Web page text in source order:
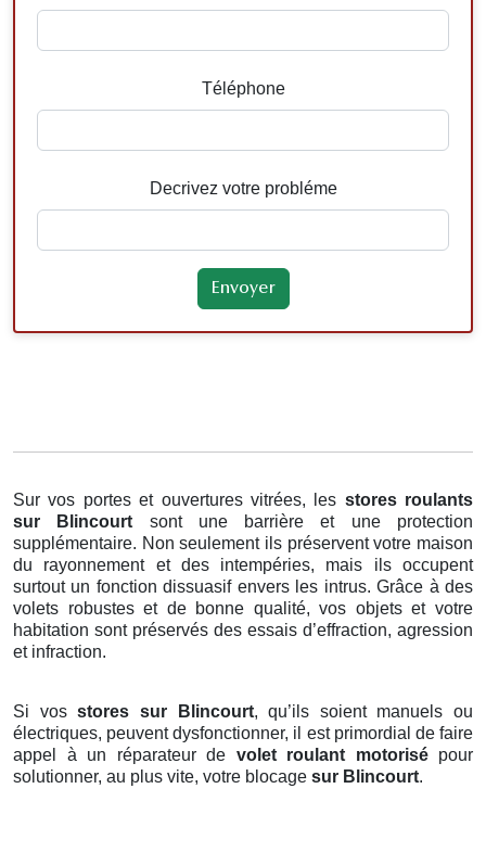
Téléphone
Decrivez votre probléme
Sur vos portes et ouvertures vitrées, les stores roulants
sur Blincourt sont une barrière et une protection
supplémentaire. Non seulement ils préservent votre maison
du rayonnement et des intempéries, mais ils occupent
surtout un fonction dissuasif envers les intrus. Grâce à des
volets robustes et de bonne qualité, vos objets et votre
habitation sont préservés des essais d’effraction, agression
et infraction.
Si vosstores sur Blincourt, qu’ils soient manuels ou
électriques, peuvent dysfonctionner, il est primordial de faire
appel à un réparateur de volet roulant motorisépour
solutionner, au plus vite, votre blocage sur Blincourt.